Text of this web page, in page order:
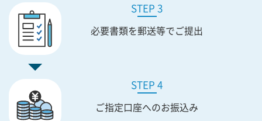
STEP 3
必要書類を郵送等でご提出
STEP 4
ご指定口座へのお振込み